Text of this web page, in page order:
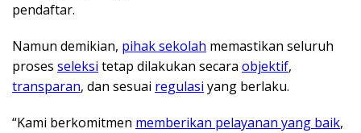
pendaftar.
Namun demikian, pihak sekolah memastikan seluruh
proses seleksi tetap dilakukan secara objektif,
transparan, dan sesuai regulasi yang berlaku.
“Kami berkomitmen memberikan pelayanan yang baik,